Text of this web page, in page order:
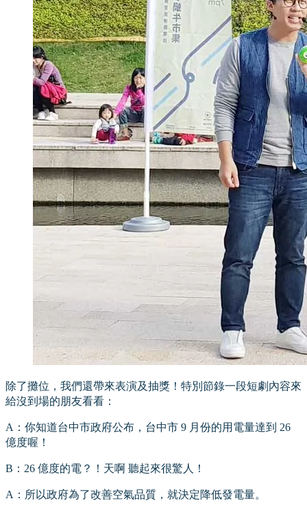
除了攤位，我們還帶來表演及抽獎！特別節錄一段短劇內容來
給沒到場的朋友看看：
A：你知道台中市政府公布，台中市 9 月份的用電量達到 26
億度喔！
B：26 億度的電？！天啊 聽起來很驚人！
A：所以政府為了改善空氣品質，就決定降低發電量。